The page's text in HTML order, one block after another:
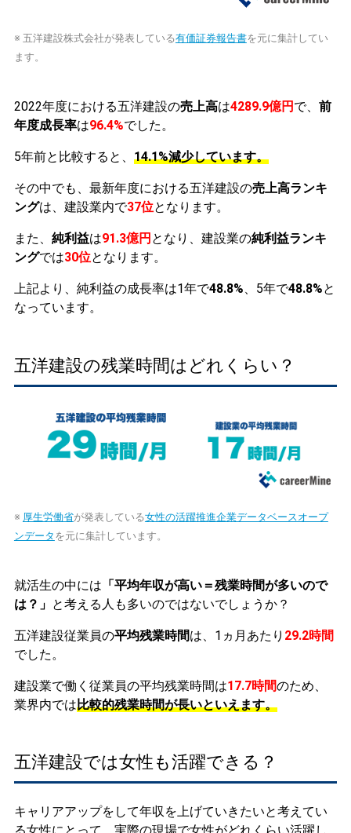
※ 五洋建設株式会社が発表している有価証券報告書を元に集計してい
ます。
2022年度における五洋建設の売上高は4289.9億円 で、 前
年度成長率は96.4%でした。
5年前と比較すると、 14.1%減少しています。
その中でも、最新年度における五洋建設の売上高ランキ
ングは、建設業内で37位となります。
また、 純利益は91.3億円 となり、建設業の純利益ランキ
ングでは30位となります。
上記より、純利益の成長率は1年で48.8%、5年で48.8%と
なっています。
五洋建設の残業時間はどれくらい？
※ 厚生労働省が発表している女性の活躍推進企業データベースオープ
ンデータ を元に集計しています。
就活生の中には 「平均年収が高い＝残業時間が多いので
は？」 と考える人も多いのではないでしょうか？
五洋建設従業員の平均残業時間は、1ヵ月あたり 29.2時間
でした。
建設業で働く従業員の平均残業時間は17.7時間のため、
業界内では比較的残業時間が長いといえます。
五洋建設では女性も活躍できる？
キャリアアップをして年収を上げていきたいと考えてい